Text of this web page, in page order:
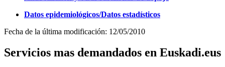
Datos epidemiológicos/Datos estadísticos
Fecha de la última modificación: 12/05/2010
Servicios mas demandados en Euskadi.eus